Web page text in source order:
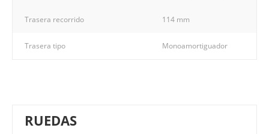
Trasera recorrido 114 mm
Trasera tipo Monoamortiguador
RUEDAS